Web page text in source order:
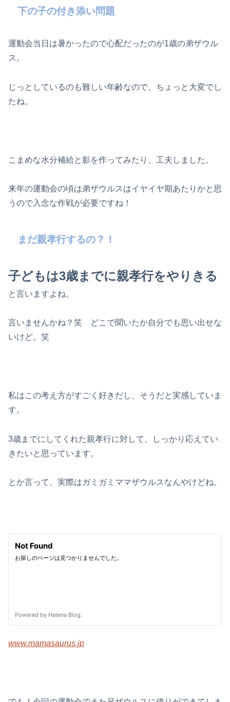
下の子の付き添い問題
運動会当日は暑かったので心配だったのが1歳の弟ザウル
ス。
じっとしているのも難しい年齢なので、ちょっと大変でし
たね。
こまめな水分補給と影を作ってみたり、工夫しました。
来年の運動会の頃は弟ザウルスはイヤイヤ期あたりかと思
うので入念な作戦が必要ですね！
まだ親孝行するの？！
子どもは3歳までに親孝行をやりきる
と言いますよね。
言いませんかね？笑 どこで聞いたか自分でも思い出せな
いけど。笑
私はこの考え方がすごく好きだし、そうだと実感していま
す。
3歳までにしてくれた親孝行に対して、しっかり応えてい
きたいと思っています。
とか言って、実際はガミガミママザウルスなんやけどね。
www.mamasaurus.jp